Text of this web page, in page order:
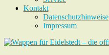
Kontakt
Datenschutzhinweise
Impressum